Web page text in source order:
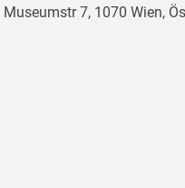
7, 1070 Wien,